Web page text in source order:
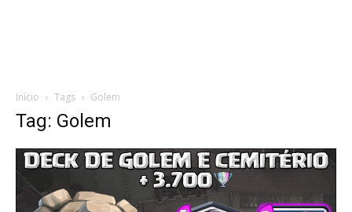
Início Tags Golem
Tag: Golem